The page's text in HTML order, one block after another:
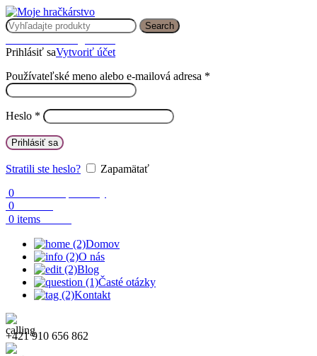
Search
Prihlásiť saVytvoriť účet
Používateľské meno alebo e-mailová adresa *
Heslo *
Prihlásiť sa
Stratili ste heslo?
Zapamätať
0
0
0 items
Domov
O nás
Blog
Časté otázky
Kontakt
+421 910 656 862